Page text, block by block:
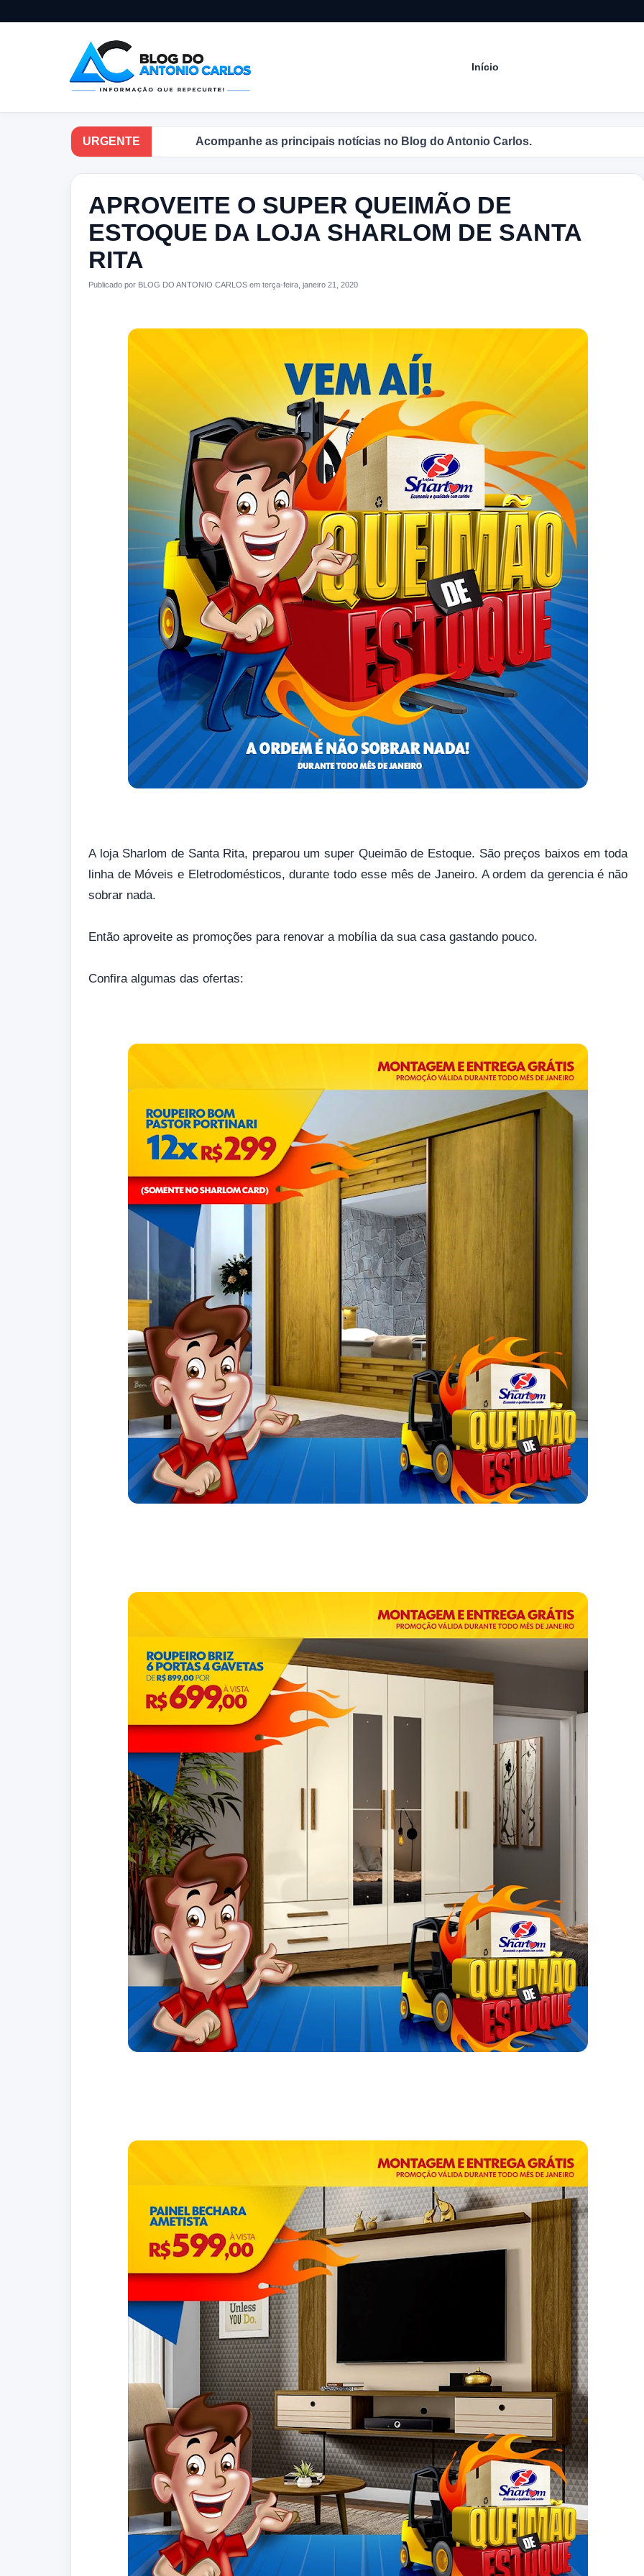
Início
URGENTEAcompanhe as principais notícias no Blog do Antonio Carlos.
APROVEITE O SUPER QUEIMÃO DE
ESTOQUE DA LOJA SHARLOM DE SANTA
RITA
Publicado por BLOG DO ANTONIO CARLOS em terça-feira, janeiro 21, 2020
A loja Sharlom de Santa Rita, preparou um super Queimão de Estoque. São preços baixos em toda
linha de Móveis e Eletrodomésticos, durante todo esse mês de Janeiro. A ordem da gerencia é não
sobrar nada.
Então aproveite as promoções para renovar a mobília da sua casa gastando pouco.
Confira algumas das ofertas: